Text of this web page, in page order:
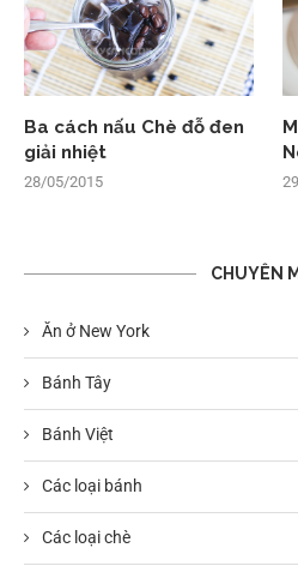
Ba cách nấu Chè đỗ đen
giải nhiệt
28/05/2015
CHUYÊN
Ăn ở New York
Bánh Tây
Bánh Việt
Các loại bánh
Các loại chè